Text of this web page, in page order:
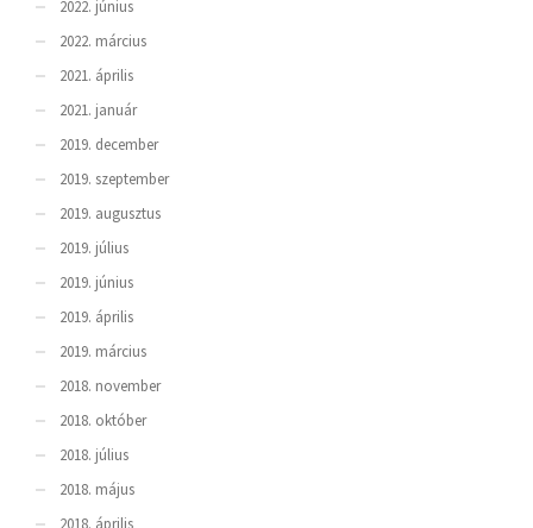
2022. június
2022. március
2021. április
2021. január
2019. december
2019. szeptember
2019. augusztus
2019. július
2019. június
2019. április
2019. március
2018. november
2018. október
2018. július
2018. május
2018. április